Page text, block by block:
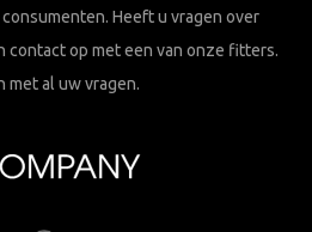
Heeft u vragen over
contact op met een van onze fitters.
met al uw vragen.